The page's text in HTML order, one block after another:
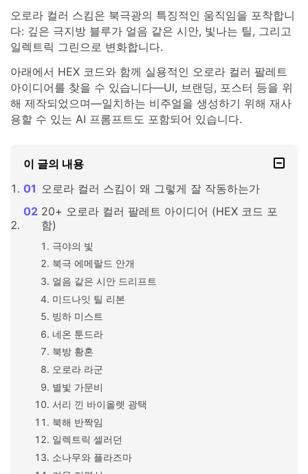
오로라 컬러 스킴은 북극광의 특징적인 움직임을 포착합니
다: 깊은 극지방 블루가 얼음 같은 시안, 빛나는 틸, 그리고
일렉트릭 그린으로 변화합니다.
아래에서 HEX 코드와 함께 실용적인 오로라 컬러 팔레트
아이디어를 찾을 수 있습니다—UI, 브랜딩, 포스터 등을 위
해 제작되었으며—일치하는 비주얼을 생성하기 위해 재사
용할 수 있는 AI 프롬프트도 포함되어 있습니다.
이 글의 내용
오로라 컬러 스킴이 왜 그렇게 잘 작동하는가
20+ 오로라 컬러 팔레트 아이디어 (HEX 코드 포
함)
극야의 빛
북극 에메랄드 안개
얼음 같은 시안 드리프트
미드나잇 틸 리본
빙하 미스트
네온 툰드라
북방 황혼
오로라 라군
별빛 가문비
서리 낀 바이올렛 광택
북해 반짝임
일렉트릭 셀러던
소나무와 플라즈마